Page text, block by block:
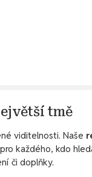
tmě
viditelnosti. Naše
každého, kdo
či doplňky.